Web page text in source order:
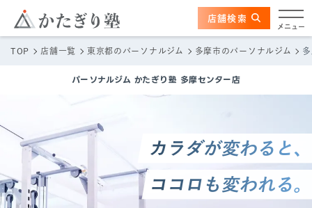
このページの本文へ
メニュー
多摩センター店
トレーナー
料金
店舗検索
TOP 店舗一覧 東京都のパーソナルジム 多摩市のパーソナルジム
パーソナルジム かたぎり塾 多摩センター店